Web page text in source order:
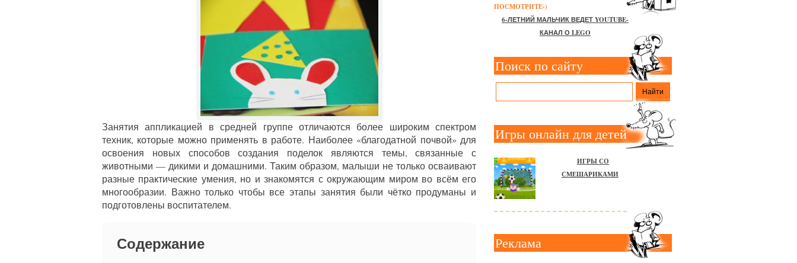
Занятия аппликацией в средней группе отличаются более широким спектром
техник, которые можно применять в работе. Наиболее «благодатной почвой» для
освоения новых способов создания поделок являются темы, связанные с
животными — дикими и домашними. Таким образом, малыши не только осваивают
разные практические умения, но и знакомятся с окружающим миром во всём его
многообразии. Важно только чтобы все этапы занятия были чётко продуманы и
подготовлены воспитателем.
Содержание
ПОСМОТРИТЕ-)
6-ЛЕТНИЙ МАЛЬЧИК ВЕДЕТ YOUTUBE-
КАНАЛ О LEGO
Поиск по сайту
Игры онлайн для детей
ИГРЫ СО
СМЕШАРИКАМИ
Реклама